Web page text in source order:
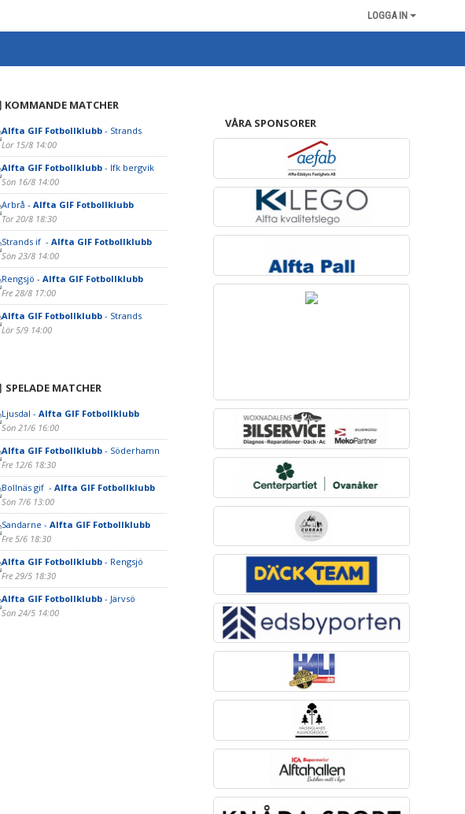
LOGGA IN
KOMMANDE MATCHER
Alfta GIF Fotbollklubb- Strands
Lör 15/8 14:00
Alfta GIF Fotbollklubb- Ifk bergvik
Sön 16/8 14:00
Arbrå - Alfta GIF Fotbollklubb
Tor 20/8 18:30
Strands if - Alfta GIF Fotbollklubb
Sön 23/8 14:00
Rengsjö - Alfta GIF Fotbollklubb
Fre 28/8 17:00
Alfta GIF Fotbollklubb- Strands
Lör 5/9 14:00
SPELADE MATCHER
Ljusdal - Alfta GIF Fotbollklubb
Sön 21/6 16:00
Alfta GIF Fotbollklubb- Söderhamn
Fre 12/6 18:30
Bollnäs gif - Alfta GIF Fotbollklubb
Sön 7/6 13:00
Sandarne - Alfta GIF Fotbollklubb
Fre 5/6 18:30
Alfta GIF Fotbollklubb- Rengsjö
Fre 29/5 18:30
Alfta GIF Fotbollklubb- Järvsö
Sön 24/5 14:00
VÅRA SPONSORER